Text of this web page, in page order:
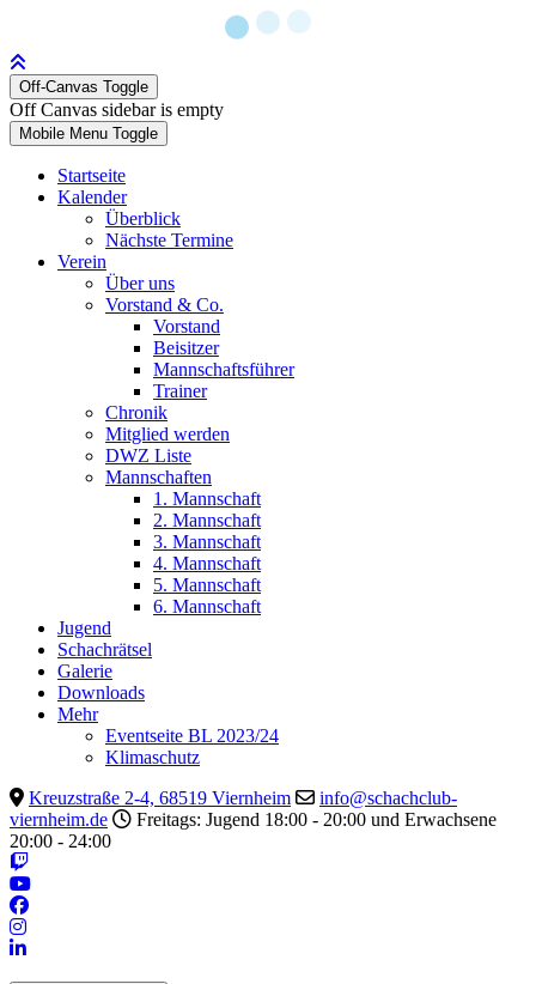
Off-Canvas Toggle
Off Canvas sidebar is empty
Mobile Menu Toggle
Startseite
Kalender
Überblick
Nächste Termine
Verein
Über uns
Vorstand & Co.
Vorstand
Beisitzer
Mannschaftsführer
Trainer
Chronik
Mitglied werden
DWZ Liste
Mannschaften
1. Mannschaft
2. Mannschaft
3. Mannschaft
4. Mannschaft
5. Mannschaft
6. Mannschaft
Jugend
Schachrätsel
Galerie
Downloads
Mehr
Eventseite BL 2023/24
Klimaschutz
Kreuzstraße 2-4, 68519 Viernheim
info@schachclub-
viernheim.de
Freitags: Jugend 18:00 - 20:00 und Erwachsene
20:00 - 24:00